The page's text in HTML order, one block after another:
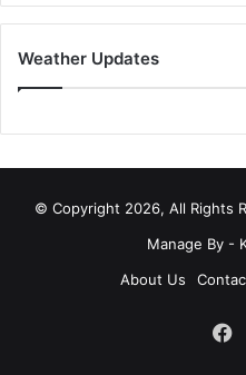
Weather Updates
© Copyright 2026, All Rights
Manage By -
About Us